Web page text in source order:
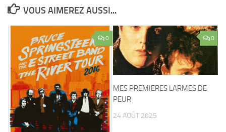
VOUS AIMEREZ AUSSI...
0 0
MES PREMIERES LARMES DE
PEUR
24 AOÛT 2025